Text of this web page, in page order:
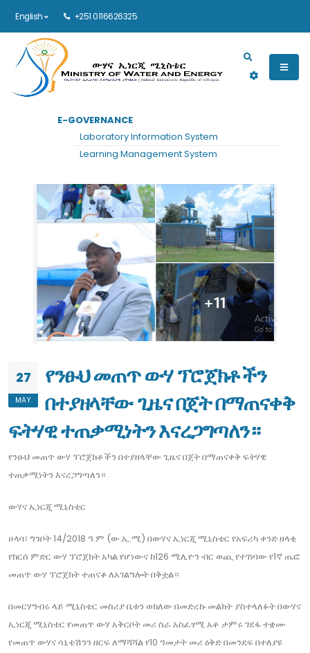
English +251 0116626325
Main navigation
E-GOVERNANCE
Laboratory Information System
Learning Management System
27
MAY
የንፁህ መጠጥ ውሃ ፕሮጀክቶችን
በተያዘላቸው ጊዜና በጀት በማጠናቀቅ
ፍትሃዊ ተጠቃሚነትን እናረጋግጣለን።
የንፁህ መጠጥ ውሃ ፕሮጀክቶችን በተያዘላቸው ጊዜና በጀት በማጠናቀቅ ፍትሃዊ
ተጠቃሚነትን እናረጋግጣለን።
ውሃና ኢነርጂ ሚኒስቴር
ሀላባ፣ ግንቦት 14/2018 ዓ.ም (ው.ኢ.ሚ) በውሃና ኢነርጂ ሚኒስቴር የአፍሪካ ቀንድ ዘላቂ
የከርሰ ምድር ውሃ ፕሮጀክት አካል የሆነውና ከ126 ሚሊዮን ብር ወጪ የተገነባው የ1ኛ ጤፎ
መጠጥ ውሃ ፕሮጀክት ተጠናቆ ለአገልግሎት በቅቷል።
በመርሃግብሩ ላይ ሚኒስቴር መስሪያ ቤቱን ወክለው በመድረኩ መልክት ያስተላለፉት በውሃና
ኢነርጂ ሚኒስቴር የመጠጥ ውሃ አቅርቦት መሪ ስራ አስፈፃሚ አቶ ታምሩ ገደፋ ተቋሙ
የመጠጥ ውሃና ሳኒቴሽንን ዘርፍ ለማሻሻል የ10 ዓመታት መሪ ዕቅድ በመንደፍ በተለያዩ